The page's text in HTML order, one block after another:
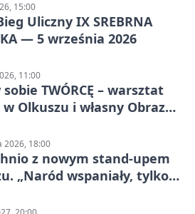
15:00
Uliczny IX SREBRNA
— 5 września 2026
11:00
TWÓRCĘ – warsztat
Olkuszu i własny Obraz
2026, 18:00
z nowym stand-upem
„Naród wspaniały, tylko